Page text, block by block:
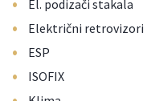
El. podizači stakala
• Električni retrovizori
• ESP
• ISOFIX